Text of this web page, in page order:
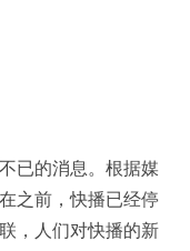
已的消息。根据媒
之前，快播已经停
，人们对快播的新